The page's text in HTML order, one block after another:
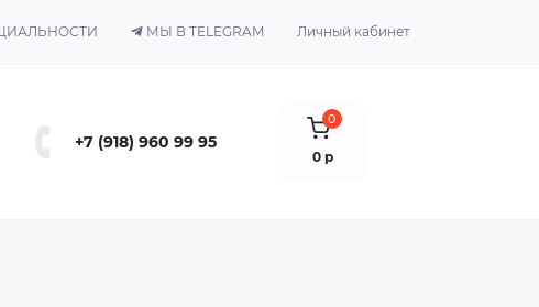
МЫ В TELEGRAM Личный кабинет
+7 (918) 960 99 95
0
0 р